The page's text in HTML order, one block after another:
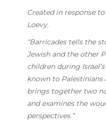
Created in response to
Loevy.
“Barricades tells the
Jewish and the other
children during
known to Palestinians
brings together two
and examines the
perspectives.”